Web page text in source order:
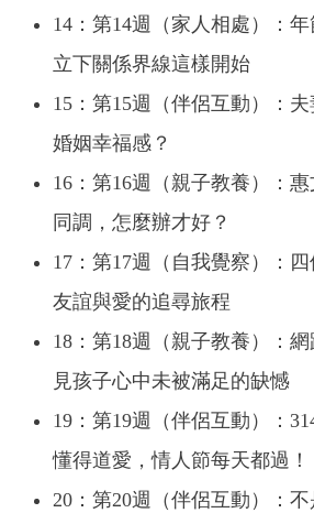
14：第14週（家人相處）：年
立下關係界線這樣開始
15：第15週（伴侶互動）：
婚姻幸福感？
16：第16週（親子教養）：
同調，怎麼辦才好？
17：第17週（自我覺察）：
友誼與愛的追尋旅程
18：第18週（親子教養）：
見孩子心中未被滿足的缺憾
19：第19週（伴侶互動）：
懂得道愛，情人節每天都過！
20：第20週（伴侶互動）：